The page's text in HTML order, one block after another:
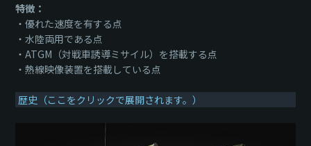
特徴：
・優れた速度を有する点
・水陸両用である点
・ATGM（対戦車誘導ミサイル）を搭載する点
・熱線映像装置を搭載している点
歴史（ここをクリックで展開されます。）